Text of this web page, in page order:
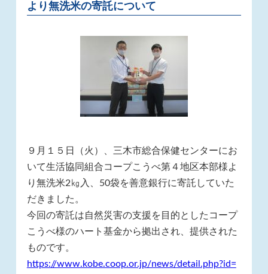
より無洗米の寄託について
９月１５日（火）、三木市総合保健センターにお
いて生活協同組合コープこうべ第４地区本部様よ
り無洗米2㎏入、50袋を善意銀行に寄託していた
だきました。
今回の寄託は自然災害の支援を目的としたコープ
こうべ様のハート基金から拠出され、提供された
ものです。
https://www.kobe.coop.or.jp/news/detail.php?id=